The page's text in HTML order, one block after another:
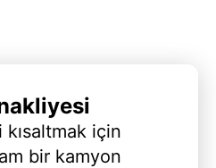
için
bir kamyon